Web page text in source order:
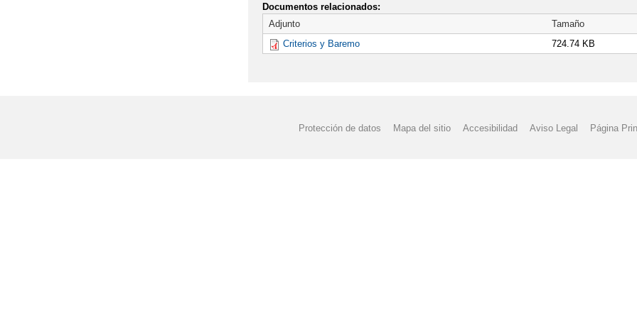
Documentos relacionados:
Adjunto
Tamaño
Criterios y Baremo
724.74 KB
Protección de datos Mapa del sitio Accesibilidad Aviso Legal Página